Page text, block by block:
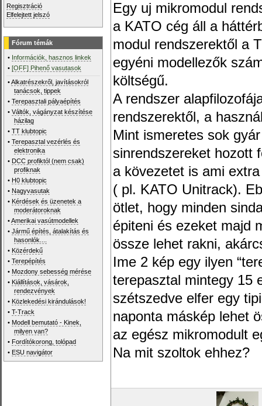
Regisztráció
Elfelejtett jelszó
Fórum témák
• Információk, hasznos linkek
•[OFF] Pihenő vasutasok
•Alkatrészekről, javításokról
tanácsok, tippek
•Terepasztali pályaépítés
•Váltók, vágányzat készítése
házilag
•TT klubtopic
•Terepasztal vezérlés és
elektronika
• DCC profiktól (nem csak)
profiknak
• H0 klubtopic
• Nagyvasutak
• Kérdések és üzenetek a
moderátoroknak
•Amerikai vasútmodellek
•Jármű építés, átalakítás és
hasonlók....
• Közérdekű
•Terepépítés
• Mozdony sebesség mérése
• Kiállítások, vásárok,
rendezvények
• Közlekedési kirándulások!
•T-Track
• Modell bemutató - Kinek,
milyen van?
• Fordítókorong, tolópad
• ESU navigátor
Egy uj mikromodul
a KATO cég áll a
modul rendszerektől a
egyéni modellezők
költségű.
A rendszer
rendszerektől, a
Mint ismeretes sok
sinrendszereket hozott
a kövezetet is ami
( pl. KATO Unitrack).
ötlet, hogy minden
épiteni és ezeket majd
össze lehet rakni,
Ime 2 kép egy ilyen
terepasztal mintegy 15
szétszedve elfer egy
naponta máskép lehet
az egész mikromodult
Na mit szoltok ehhez?